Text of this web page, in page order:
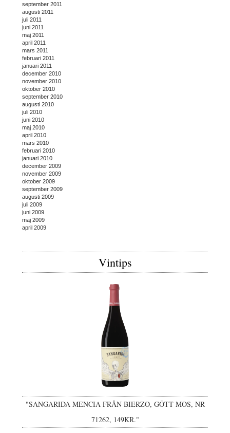
september 2011
augusti 2011
juli 2011
juni 2011
maj 2011
april 2011
mars 2011
februari 2011
januari 2011
december 2010
november 2010
oktober 2010
september 2010
augusti 2010
juli 2010
juni 2010
maj 2010
april 2010
mars 2010
februari 2010
januari 2010
december 2009
november 2009
oktober 2009
september 2009
augusti 2009
juli 2009
juni 2009
maj 2009
april 2009
Vintips
"SANGARIDA MENCIA FRÅN BIERZO, GÔTT MOS, NR
71262, 149KR."